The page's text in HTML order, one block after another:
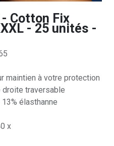
Cotton Fix
- 25 unités -
maintien à votre protection
droite traversable
élasthanne
x